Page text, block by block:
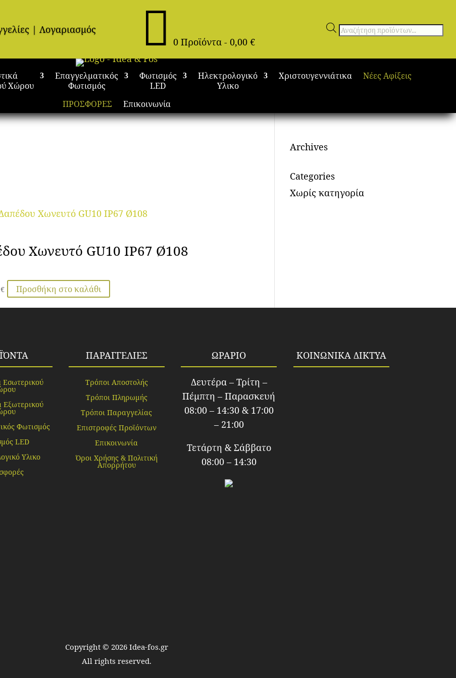
|Λογαριασμός  0 Προϊόντα - 0,00€
Αναζήτηση
Χώρου
Επαγγελματικός
Φωτισμός
Φωτισμός
LED
Ηλεκτρολογικό
Υλικο
Χριστουγεννιάτικα Νέες Αφίξεις
ΠΡΟΣΦΟΡΕΣ Επικοινωνία
Χωνευτό GU10 IP67 Ø108
€ Προσθήκη στο καλάθι
Archives
Categories
Χωρίς κατηγορία
Εσωτερικού
Εξωτερικού
Φωτισμός
LED
Υλικο
ΠΑΡΑΓΓΕΛΙΕΣ
Τρόποι Αποστολής
Τρόποι Πληρωμής
Τρόποι Παραγγελίας
Επιστροφές Προϊόντων
Επικοινωνία
Όροι Χρήσης & Πολιτική
Απορρήτου
ΩΡΑΡΙΟ
Δευτέρα – Τρίτη –
Πέμπτη – Παρασκευή
08:00 – 14:30 & 17:00
– 21:00
Τετάρτη & Σάββατο
08:00 – 14:30
ΚΟΙΝΩΝΙΚΑ ΔΙΚΤΥΑ
Copyright © 2026Idea-fos.gr
All rights reserved.